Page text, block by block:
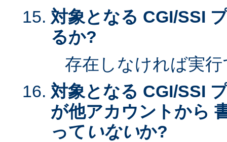
対象となる CGI/SSI
るか?
存在しなければ実
対象となる CGI/SSI
が他アカウントから
って いないか?